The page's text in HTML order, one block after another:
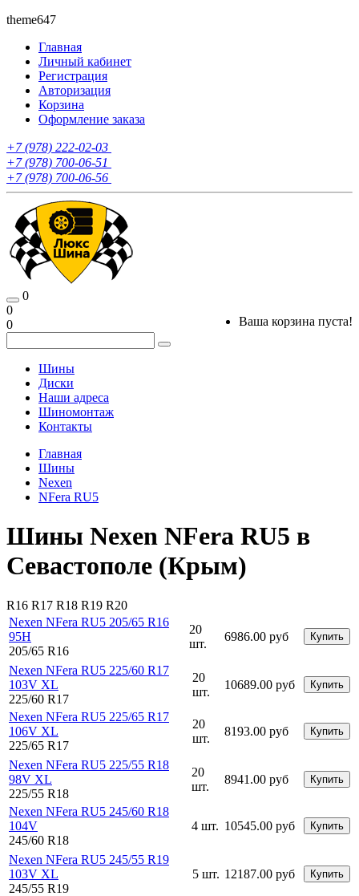
theme647
Главная
Личный кабинет
Регистрация
Авторизация
Корзина
Оформление заказа
+7 (978) 222-02-03
+7 (978) 700-06-51
+7 (978) 700-06-56
0
Ваша корзина пуста!
0
0
Шины
Диски
Наши адреса
Шиномонтаж
Контакты
Главная
Шины
Nexen
NFera RU5
Шины Nexen NFera RU5 в
Севастополе (Крым)
R16 R17 R18 R19 R20
Nexen NFera RU5 205/65 R16
95H
205/65 R16
20
шт.
6986.00 руб Купить
Nexen NFera RU5 225/60 R17
103V XL
225/60 R17
20
шт.
10689.00 руб Купить
Nexen NFera RU5 225/65 R17
106V XL
225/65 R17
20
шт.
8193.00 руб Купить
Nexen NFera RU5 225/55 R18
98V XL
225/55 R18
20
шт.
8941.00 руб Купить
Nexen NFera RU5 245/60 R18
104V
245/60 R18
4 шт. 10545.00 руб Купить
Nexen NFera RU5 245/55 R19
103V XL
245/55 R19
5 шт. 12187.00 руб Купить